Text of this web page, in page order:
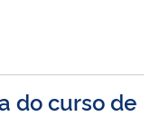
do curso de